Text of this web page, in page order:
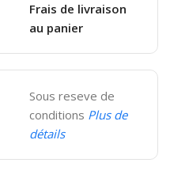
Frais de livraison
au panier
Sous reseve de
conditions Plus de
détails